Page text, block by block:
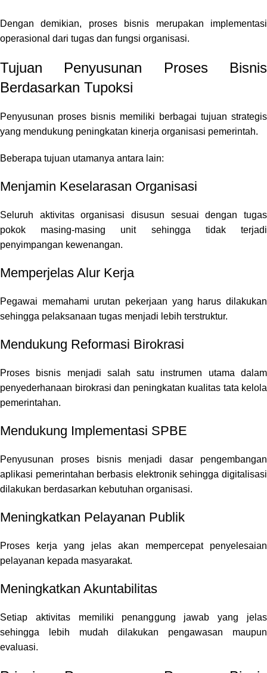
Dengan demikian, proses bisnis merupakan implementasi
operasional dari tugas dan fungsi organisasi.
Tujuan Penyusunan Proses Bisnis
Berdasarkan Tupoksi
Penyusunan proses bisnis memiliki berbagai tujuan strategis
yang mendukung peningkatan kinerja organisasi pemerintah.
Beberapa tujuan utamanya antara lain:
Menjamin Keselarasan Organisasi
Seluruh aktivitas organisasi disusun sesuai dengan tugas
pokok masing-masing unit sehingga tidak terjadi
penyimpangan kewenangan.
Memperjelas Alur Kerja
Pegawai memahami urutan pekerjaan yang harus dilakukan
sehingga pelaksanaan tugas menjadi lebih terstruktur.
Mendukung Reformasi Birokrasi
Proses bisnis menjadi salah satu instrumen utama dalam
penyederhanaan birokrasi dan peningkatan kualitas tata kelola
pemerintahan.
Mendukung Implementasi SPBE
Penyusunan proses bisnis menjadi dasar pengembangan
aplikasi pemerintahan berbasis elektronik sehingga digitalisasi
dilakukan berdasarkan kebutuhan organisasi.
Meningkatkan Pelayanan Publik
Proses kerja yang jelas akan mempercepat penyelesaian
pelayanan kepada masyarakat.
Meningkatkan Akuntabilitas
Setiap aktivitas memiliki penanggung jawab yang jelas
sehingga lebih mudah dilakukan pengawasan maupun
evaluasi.